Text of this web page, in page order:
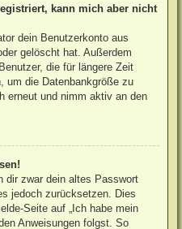
kann mich aber nicht
dein Benutzerkonto aus
gelöscht hat. Außerdem
die für längere Zeit
um die Datenbankgröße zu
erneut und nimm aktiv an den
dir zwar dein altes Passwort
jedoch zurücksetzen. Dies
Seite auf „Ich habe mein
Anweisungen folgst. So